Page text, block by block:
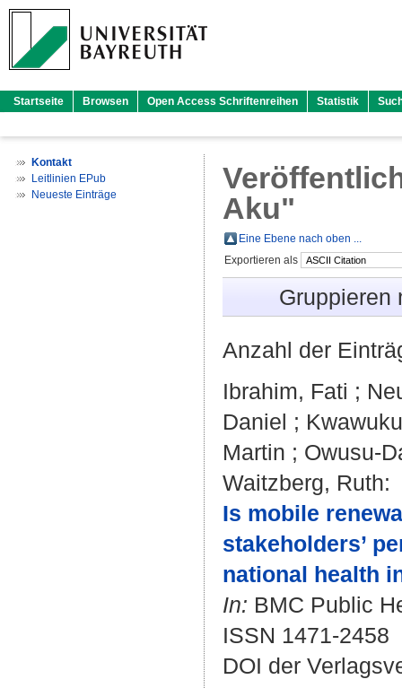
Startseite Browsen Open Access Schriftenreihen Statistik
Kontakt
Leitlinien EPub
Neueste Einträge
Aku"
Eine Ebene nach oben ...
Exportieren als
Anzahl der
Ibrahim, Fati ;
Daniel ;
Martin ; Owusu-
Waitzberg, Ruth:
Is mobile
stakeholders’
national health
In: BMC Public
ISSN 1471-2458
DOI der